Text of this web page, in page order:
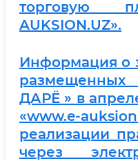
торговую
AUKSION.UZ».
Информация о
ДАРЁ » в
«www.e-
реализации
через